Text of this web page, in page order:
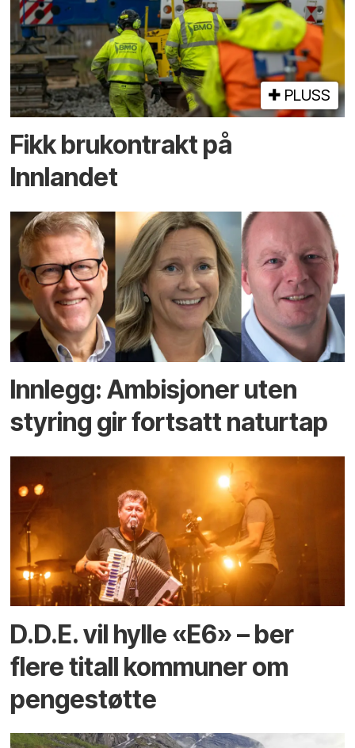
PLUSS
Fikk brukontrakt på
Innlandet
Innlegg: Ambisjoner uten
styring gir fortsatt naturtap
D.D.E. vil hylle «E6» – ber
flere titall kommuner om
pengestøtte